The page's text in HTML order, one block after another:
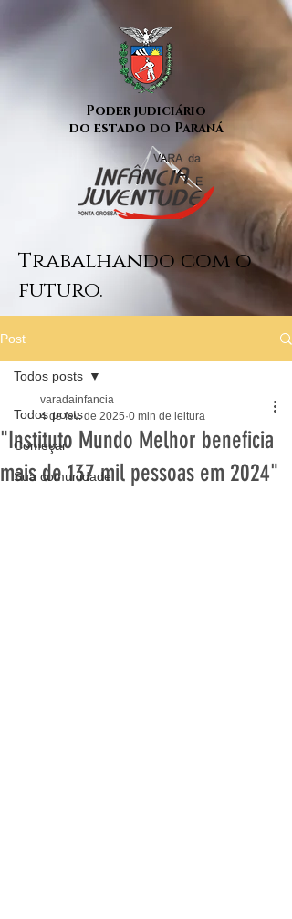
Poder judiciário
do estado do Paraná
Trabalhando com o
futuro.
Post
Todos posts
Começar
Sua comunidade
Todos posts
"Instituto Mundo Melhor beneficia
mais de 137 mil pessoas em 2024"
varadainfancia
4 de fev. de 2025 0 min de leitura